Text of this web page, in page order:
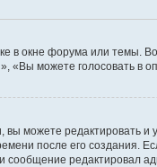
в окне форума или темы.
можете голосовать в
можете редактировать
после его создания.
редактировал